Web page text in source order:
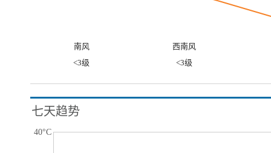
南风
西南风
<3级
<3级
七天趋势
40°C